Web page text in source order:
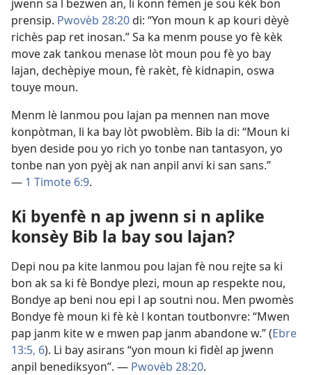
jwenn sa l bezwen an, li konn fèmen je sou kèk bon
prensip. Pwovèb 28:20di: “Yon moun k ap kouri dèyè
richès pap ret inosan.” Sa ka menm pouse yo fè kèk
move zak tankou menase lòt moun pou fè yo bay
lajan, dechèpiye moun, fè rakèt, fè kidnapin, oswa
touye moun.
Menm lè lanmou pou lajan pa mennen nan move
konpòtman, li ka bay lòt pwoblèm. Bib la di: “Moun ki
byen deside pou yo rich yo tonbe nan tantasyon, yo
tonbe nan yon pyèj ak nan anpil anvi ki san sans.”
— 1 Timote 6:9.
Ki byenfè n ap jwenn si n aplike
konsèy Bib la bay sou lajan?
Depi nou pa kite lanmou pou lajan fè nou rejte sa ki
bon ak sa ki fè Bondye plezi, moun ap respekte nou,
Bondye ap beni nou epi l ap soutni nou. Men pwomès
Bondye fè moun ki fè kè l kontan toutbonvre: “Mwen
pap janm kite w e mwen pap janm abandone w.” (Ebre
13:5, 6). Li bay asirans “yon moun ki fidèl ap jwenn
anpil benediksyon”. — Pwovèb 28:20.